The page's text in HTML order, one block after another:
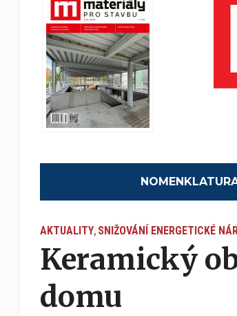
AKTUALITY, SNIŽOVÁNÍ ENERGETICKÉ
Keramický
domu